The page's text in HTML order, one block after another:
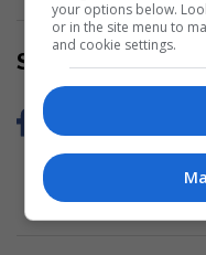
Share Now
your options below.
or in the site menu to
and cookie settings.